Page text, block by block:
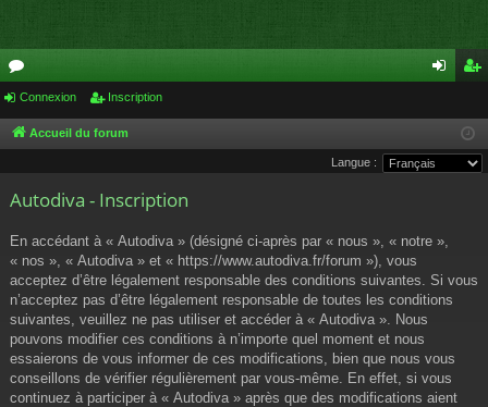
or
u
s
cri
pti
Connexion Inscription
Accueil du forum
Langue :
Autodiva - Inscription
En accédant à « Autodiva » (désigné ci-après par « nous », « notre »,
« nos », « Autodiva » et « https://www.autodiva.fr/forum »), vous
acceptez d’être légalement responsable des conditions suivantes. Si vous
n’acceptez pas d’être légalement responsable de toutes les conditions
suivantes, veuillez ne pas utiliser et accéder à « Autodiva ». Nous
pouvons modifier ces conditions à n’importe quel moment et nous
essaierons de vous informer de ces modifications, bien que nous vous
conseillons de vérifier régulièrement par vous-même. En effet, si vous
continuez à participer à « Autodiva » après que des modifications aient